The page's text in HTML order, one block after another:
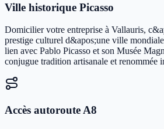
Ville historique Picasso
Domicilier votre entreprise à Vallauris,
prestige culturel d&apos;une ville
lien avec Pablo Picasso et son Musée
conjugue tradition artisanale et renommée
Accès autoroute A8